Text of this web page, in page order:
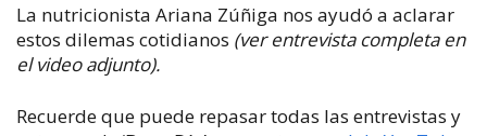
La nutricionista Ariana Zúñiga nos ayudó a aclarar
estos dilemas cotidianos (ver entrevista completa en
el video adjunto).
Recuerde que puede repasar todas las entrevistas y